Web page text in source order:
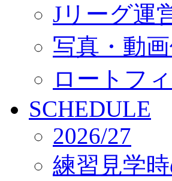
Jリーグ運
写真・動
ロートフ
SCHEDULE
2026/27
練習見学